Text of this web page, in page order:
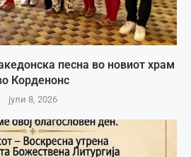
песна во новиот храм
Корденонс
јули 8, 2026